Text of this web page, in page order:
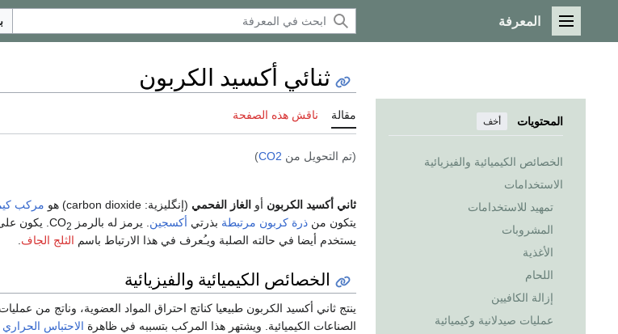
القائمة الرئيسية
المعرفة
المحتويات أخف
الخصائص الكيميائية والفيزيائية
الاستخدامات
تمهيد للاستخدامات
المشروبات
الأغذية
اللحام
إزالة الكافيين
عمليات صيدلانية وكيميائية
ثنائي أكسيد الكربون
مقالة ناقش هذه الصفحة
(تم التحويل من CO2
)
ثاني أكسيد الكربون أو الغاز الفحمي (إنگليزية: carbon dioxide) هو مركب
يتكون من ذرة كربون مرتبطة بذرتي أكسجين . يرمز له بالرمز CO 2
. يكون
يستخدم أيضا في حالته الصلبة ويـُعرف في هذا الارتباط باسم الثلج الجاف
الخصائص الكيميائية والفيزيائية
ينتج ثاني أكسيد الكربون طبيعيا كناتج احتراق المواد العضوية، وناتج من
الصناعات الكيميائية. ويشتهر هذا المركب بتسببه في ظاهرة الاحتباس الحراري